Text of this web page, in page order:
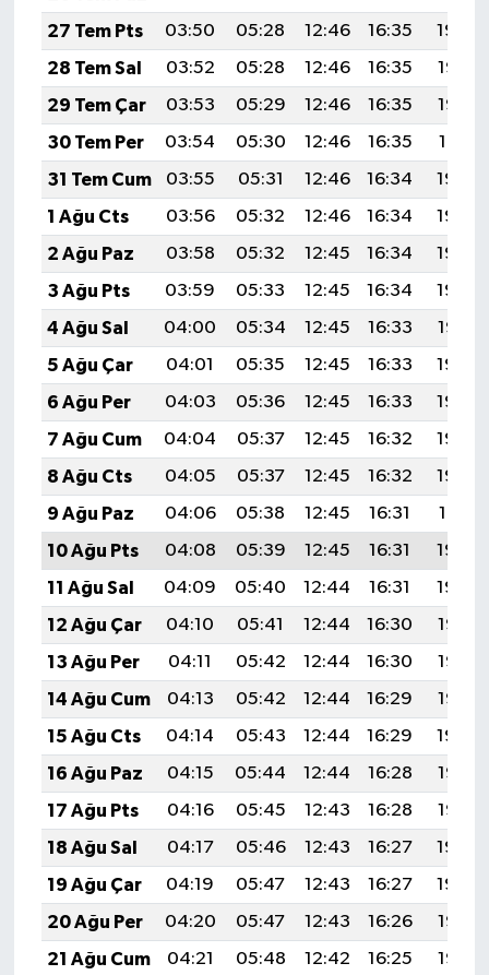
27 Tem Pts
03:50 05:28 12:46 16:35
19:54
28 Tem Sal
03:52 05:28 12:46 16:35
19:53
29 Tem Çar
03:53 05:29 12:46 16:35
19:52
30 Tem Per
03:54 05:30 12:46 16:35
19:51
31 Tem Cum
03:55 05:31 12:46 16:34
19:50
1 Ağu Cts
03:56 05:32 12:46 16:34
19:50
2 Ağu Paz
03:58 05:32 12:45 16:34
19:49
3 Ağu Pts
03:59 05:33 12:45 16:34
19:48
4 Ağu Sal
04:00 05:34 12:45 16:33
19:47
5 Ağu Çar
04:01 05:35 12:45 16:33
19:46
6 Ağu Per
04:03 05:36 12:45 16:33
19:45
7 Ağu Cum
04:04 05:37 12:45 16:32
19:43
8 Ağu Cts
04:05 05:37 12:45 16:32
19:42
9 Ağu Paz
04:06 05:38 12:45 16:31
19:41
10 Ağu Pts
04:08 05:39 12:45 16:31
19:40
11 Ağu Sal
04:09 05:40 12:44 16:31
19:39
12 Ağu Çar
04:10 05:41 12:44 16:30
19:38
13 Ağu Per
04:11 05:42 12:44 16:30
19:37
14 Ağu Cum
04:13 05:42 12:44 16:29
19:35
15 Ağu Cts
04:14 05:43 12:44 16:29
19:34
16 Ağu Paz
04:15 05:44 12:44 16:28
19:33
17 Ağu Pts
04:16 05:45 12:43 16:28
19:32
18 Ağu Sal
04:17 05:46 12:43 16:27
19:30
19 Ağu Çar
04:19 05:47 12:43 16:27
19:29
20 Ağu Per
04:20 05:47 12:43 16:26
19:28
21 Ağu Cum
04:21 05:48 12:42 16:25
19:27